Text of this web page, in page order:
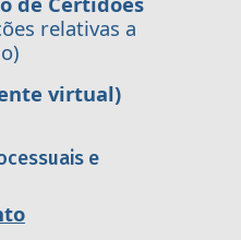
relativas a
virtual)
e